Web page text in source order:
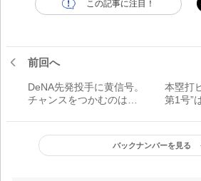
この記事に注目！
前回へ
DeNA先発投手に黄信号。
チャンスをつかむのは誰
本塁打
第1号”
バックナンバーを見る